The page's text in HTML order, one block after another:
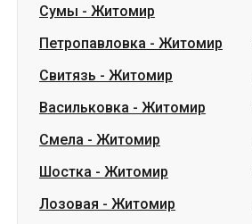
Сумы - Житомир
Петропавловка - Житомир
Свитязь - Житомир
Васильковка - Житомир
Смела - Житомир
Шостка - Житомир
Лозовая - Житомир